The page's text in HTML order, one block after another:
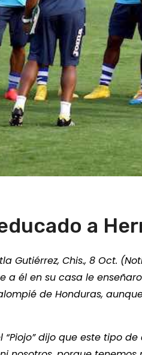
a
Gutiérrez, Chis., 8 Oct.
a él en su casa le
de Honduras,
dijo que este tipo